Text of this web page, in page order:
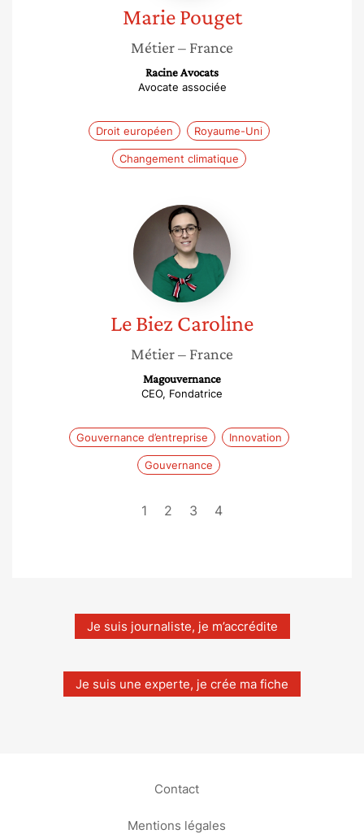
Marie Pouget
Métier– France
Racine Avocats
Avocate associée
Droit européen Royaume-Uni
Changement climatique
Le
Biez
Caroline
Le Biez Caroline
Métier– France
Magouvernance
CEO, Fondatrice
Gouvernance d’entreprise Innovation
Gouvernance
1 2 3 4
Je suis journaliste, je m’accrédite
Je suis une experte, je crée ma fiche
Contact
Mentions légales